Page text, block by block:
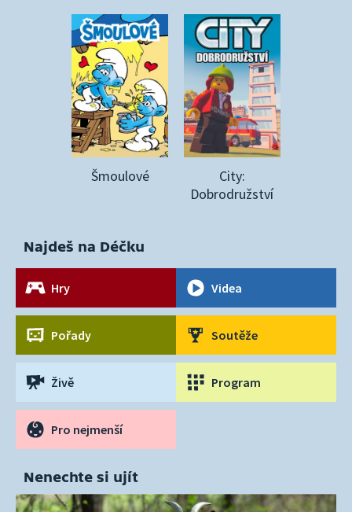
Šmoulové
City:
Dobrodružství
Najdeš na Déčku
Hry Videa
Pořady Soutěže
Živě Program
Pro nejmenší
Nenechte si ujít